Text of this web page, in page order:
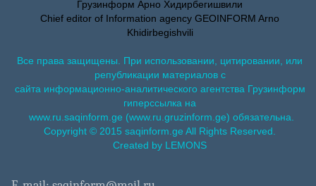
Грузинформ Арно Хидирбегишвили
Chief editor of Information agency GEOINFORM Arno
Khidirbegishvili
Все права защищены. При использовании, цитировании, или
републикации материалов с
сайта информационно-аналитического агентства Грузинформ
гиперссылка на
www.ru.saqinform.ge (www.ru.gruzinform.ge) обязательна.
Copyright © 2015 saqinform.ge All Rights Reserved.
Created by LEMONS